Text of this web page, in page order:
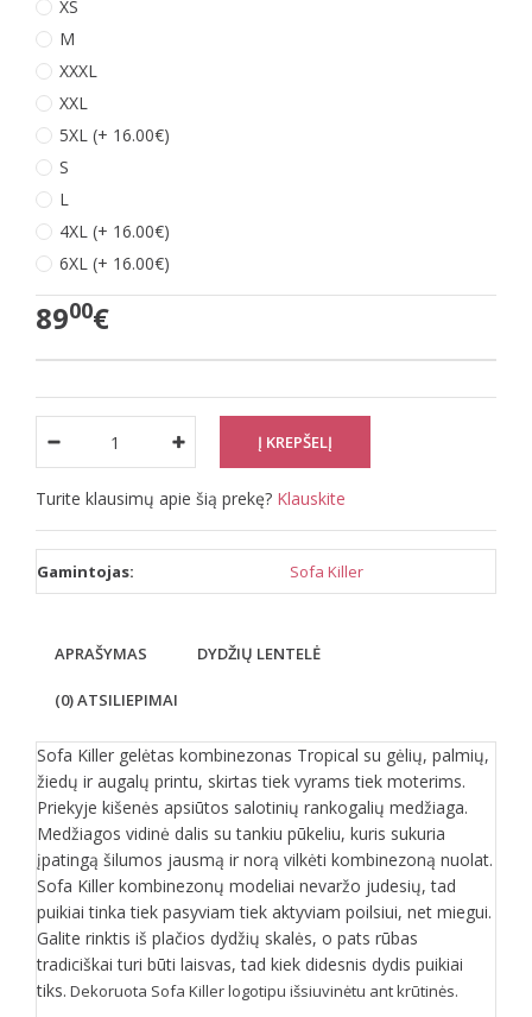
XS
M
XXXL
XXL
5XL (+ 16.00€)
S
L
4XL (+ 16.00€)
6XL (+ 16.00€)
8900€
Turite klausimų apie šią prekę? Klauskite
Gamintojas: Sofa Killer
APRAŠYMAS DYDŽIŲ LENTELĖ
(0) ATSILIEPIMAI
Sofa Killer gelėtas kombinezonas Tropical su gėlių, palmių,
žiedų ir augalų printu, skirtas tiek vyrams tiek moterims.
Priekyje kišenės apsiūtos salotinių rankogalių medžiaga.
Medžiagos vidinė dalis su tankiu pūkeliu, kuris sukuria
įpatingą šilumos jausmą ir norą vilkėti kombinezoną nuolat.
Sofa Killer kombinezonų modeliai nevaržo judesių, tad
puikiai tinka tiek pasyviam tiek aktyviam poilsiui, net miegui.
Galite rinktis iš plačios dydžių skalės, o pats rūbas
tradiciškai turi būti laisvas, tad kiek didesnis dydis puikiai
tiks. Dekoruota Sofa Killer logotipu išsiuvinėtu ant krūtinės.